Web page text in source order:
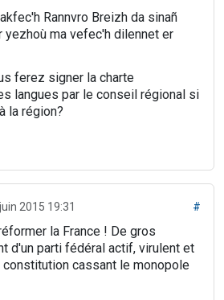
Rannvro Breizh da sinañ
yezhoù ma vefec'h dilennet er
ferez signer la charte
langues par le conseil régional si
la région?
2015 19:31 #
la France ! De gros
d'un parti fédéral actif, virulent et
constitution cassant le monopole